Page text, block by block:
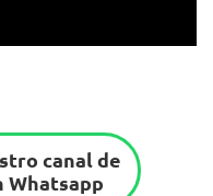
canal de
Whatsapp